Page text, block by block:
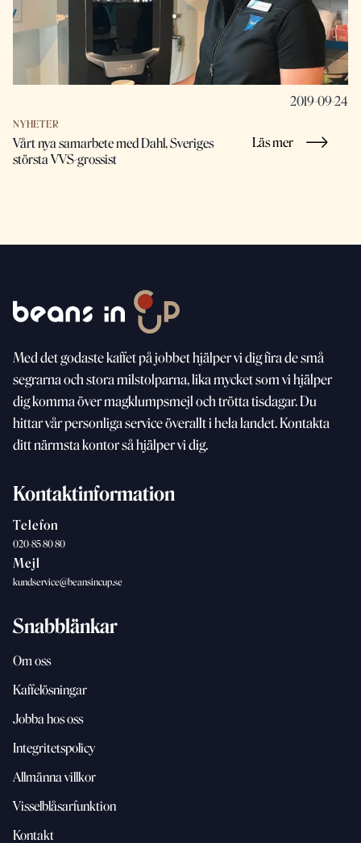
2019-09-24
NYHETER
Vårt nya samarbete med Dahl, Sveriges
största VVS-grossist
Läs mer
Meddet godaste kaffet på jobbet hjälper vi dig fira de små
segrarna och stora milstolparna, lika mycket som vihjälper
dig komma över magklumpsmejl och tröttatisdagar. Du
hittar vår personliga service överallt i hela landet. Kontakta
ditt närmsta kontor så hjälper vi dig.
Kontaktinformation
Telefon
020-85 80 80
Mejl
kundservice@beansincup.se
Snabblänkar
Om oss
Kaffelösningar
Jobba hos oss
Integritetspolicy
Allmänna villkor
Visselblåsarfunktion
Kontakt